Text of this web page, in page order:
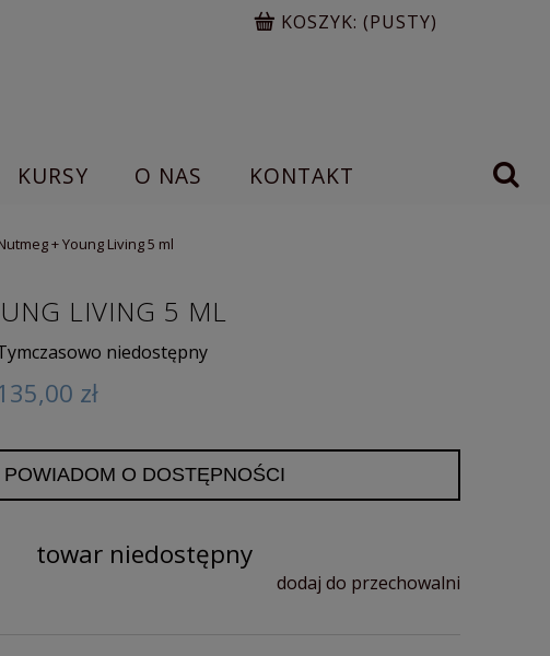
KOSZYK: (PUSTY)
KURSY O NAS KONTAKT
+ Young Living 5 ml
LIVING 5 ML
niedostępny
zł
POWIADOM O DOSTĘPNOŚCI
towar niedostępny
dodaj do przechowalni